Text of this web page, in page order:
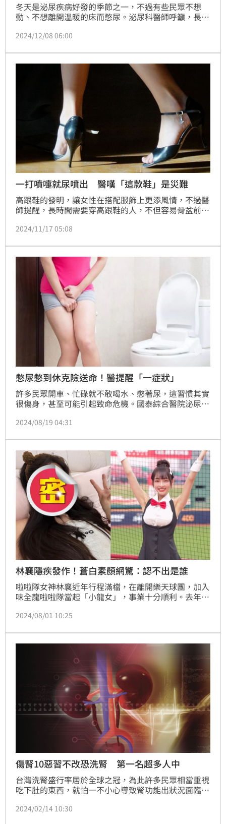
冬天是泌尿疾病好發的季節之一，不過有些民眾不想
動、不想離開溫暖的床而憋尿。泌尿科醫師呼籲，長期
膀胱得不償失。（記者：簡浩正）
2024/12/08 06:00
一打噴嚏就尿噴出 醫嘆「這款鞋」是災難
高跟鞋的發明，讓女性在搭配服飾上更添風情，不過醫
師提醒，長時間需要穿高跟鞋的人，不但容易骨盆前
科名醫陳保仁也曾提醒「高跟鞋的發明對女生是個災
2024/11/17 05:08
憋尿憋到休克險送命！醫提醒「一症狀」
許多民眾開車、忙碌就不敢喝水、憋著尿，這習慣其實
很傷身，甚至可能引起致命危機。國泰綜合醫院泌尿科
克，提醒盡可能別憋尿，若真的發現「異常徵兆」，更
2024/08/19 04:31
林襄隱疾發作！蒼白素顏網驚：認不出是誰
啦啦隊女神林襄近年行程滿檔，在離開樂天球團，加入
味全龍啦啦隊當起「小龍女」，事業十分順利。去年她
尿道感染，怎料昨晚她躺在床上無奈坦言，自己膀胱炎
2024/08/01 10:25
傷腎10惡習不改恐洗腎 第一名超多人中
台灣洗腎盛行率居於全球之冠，為此許多民眾相當重視
吃下肚的東西，就怕一不小心導致腎功能出狀況面臨洗
響健康，有腎臟科醫師就在臉書分享十大傷腎習慣，提
2024/02/14 10:30